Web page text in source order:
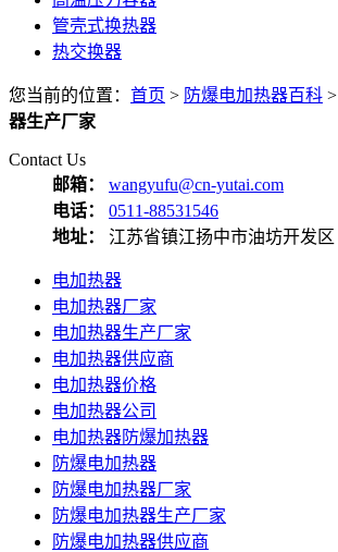
管壳式换热器
热交换器
您当前的位置： 首页 > 防爆电加热器百科 >
器生产厂家
Contact Us
邮箱：
wangyufu@cn-yutai.com
电话：
0511-88531546
地址：
江苏省镇江扬中市油坊开发区
电加热器
电加热器厂家
电加热器生产厂家
电加热器供应商
电加热器价格
电加热器公司
电加热器防爆加热器
防爆电加热器
防爆电加热器厂家
防爆电加热器生产厂家
防爆电加热器供应商